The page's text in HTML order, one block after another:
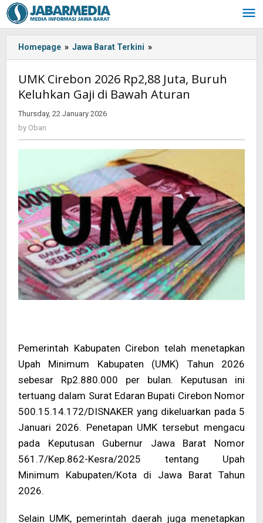
Skip
to
content
Homepage » Jawa Barat Terkini »
Cirebon
Rp2,88
Juta,
Bawah
Aturan
UMK Cirebon 2026 Rp2,88 Juta, Buruh
Keluhkan Gaji di Bawah Aturan
Thursday, 22 January 2026
by Oban
Pemerintah Kabupaten Cirebon telah menetapkan
Upah Minimum Kabupaten (UMK) Tahun 2026
sebesar Rp2.880.000 per bulan. Keputusan ini
tertuang dalam Surat Edaran Bupati Cirebon Nomor
500.15.14.172/DISNAKER yang dikeluarkan pada 5
Januari 2026. Penetapan UMK tersebut mengacu
pada Keputusan Gubernur Jawa Barat Nomor
561.7/Kep.862-Kesra/2025 tentang Upah
Minimum Kabupaten/Kota di Jawa Barat Tahun
2026.
Selain UMK, pemerintah daerah juga menetapkan